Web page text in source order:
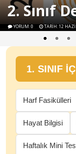
2. Sınıf
YORUM: 0 TARİH: 12
1. SINIF
Harf Fasikülleri
Hayat Bilgisi
Haftalık Mini